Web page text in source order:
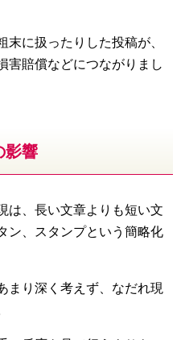
に扱ったりした投稿が、
害賠償などにつながりまし
影響
は、長い文章よりも短い文
ン、スタンプという簡略化
まり深く考えず、なだれ現